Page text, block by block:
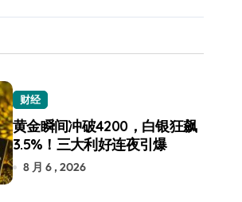
财经
黄金瞬间冲破4200，白银狂飙
3.5%！三大利好连夜引爆
8 月 6 , 2026